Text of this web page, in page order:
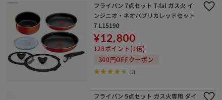
フライパン 7点セット T-fal ガス火 イ
ンジニオ・ネオパプリカレッドセット
7 L15190
¥12,800
128ポイント(1倍)
300円OFFクーポン
(3)
フライパン 5点セット ガス火専用 ダイ
購入手続きへ